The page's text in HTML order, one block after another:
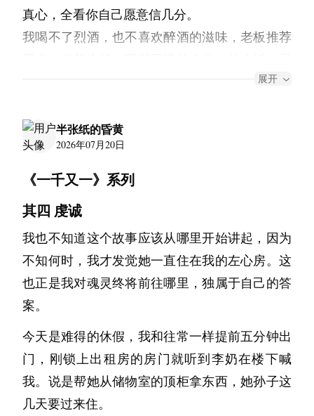
到玄关。“不是说不回来吗？该不会被人家赶回
来了吧？”
头不说话。刘海挡住了她的眼睛，雨水顺着衣物
我想靠近她。“别碰我！”意外地怒吼，语气里尽
是委屈。
“那你想怎么样？一直站在这里吗？！”我也有些
被氛围感染，带着些许愤忿。
“我自己可以。”她说着，自己进屋把衣服换了。
经过我的时候，目睹发丝间满溢泪水而发红的眼
眶。我轻叹口气，想必那冰冷的雨水里也有几滴
炽热滚烫吧。
我没有问她发生了什么。那晚她在浴室里待了很
久，出来之后早早上床睡觉。
她变得时常出神，浇花浇多了水，吃饭也比以前
更久。
她是月光，但是月光也并无两样。
我问她为什么，她说因为遇到了爸爸。
爸爸在海上工作，一个月回来一次，我见到他的
的时候，我站在门口看他从码头那边走过来。他
一个袋子，里面有时候是鱼，有时候是水果，有
时候是几颗我从没见过的贝壳。
“又长高了。”
但是我知道我没有长高。我还是够不到那个柜
子。他只是想跟我说点什么，又不知道说什么。
我也是。
我有时候在傍晚爬到屋顶上去。那时候岛上的灯
开始一盏一盏亮起来，从我家能看到大概十几
说话、或者在发呆。
但是我不知道他们在想什么。我不知道岛上的任
何一个人在真正想什么，除了我自己。
真心，全看你自己愿意信几分。
我喝不了烈酒，也不喜欢醉酒的滋味，老板推荐
然我记得它是朗姆酒兑苏打薄荷叶，但它尝起来
后院老板养的鸟不知道是什么品种，五颜六色，
大半夜还是很有活力，于是现在我左边是位丰满
美丽的旗袍姑娘在舞台上眼波流转、勾得人心神
齐下，余音袅袅惹人恼，让人消受不住。
调酒小哥大概是醉了，大着胆子上来搭讪，表示
如果我明天还来——“酒水半价，还送一名帅哥”
——这就有些过了，所以，也到了离开的时候。
我收起背包，朝外走了走，笑着回应他的热情，
许诺他明天再来，但我知道这是谎话，我想，他
也知道。
所以，你看，没人会把说出口的话当真。可那些
没有说出口的，即使当真了，又能怎么样呢？真
展开
半张纸的昏黄
2026年07月20日
《一千又一》系列
其四 虔诚
我也不知道这个故事应该从哪里开始讲起，因为
不知何时，我才发觉她一直住在我的左心房。这
也正是我对魂灵终将前往哪里，独属于自己的答
案。
今天是难得的休假，我和往常一样提前五分钟出
门，刚锁上出租房的房门就听到李奶在楼下喊
我。说是帮她从储物室的顶柜拿东西，她孙子这
几天要过来住。